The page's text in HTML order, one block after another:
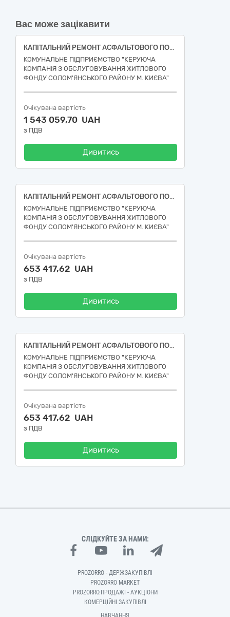
Вас може зацікавити
КАПІТАЛЬНИЙ РЕМОНТ АСФАЛЬТОВОГО ПОКРИТТЯ ПО просп. Любомира Гузара, 14-а у Солом’янському районі м. Києва (ДК 021:2015 за кодом Єдиного закупівельного словника (СPV) - 45450000-6 - Інші завершальні будівельні роботи)
КОМУНАЛЬНЕ ПІДПРИЄМСТВО "КЕРУЮЧА
КОМПАНІЯ З ОБСЛУГОВУВАННЯ ЖИТЛОВОГО
ФОНДУ СОЛОМ'ЯНСЬКОГО РАЙОНУ М. КИЄВА"
Очікувана вартість
1 543 059,70 UAH
з ПДВ
Дивитись
КАПІТАЛЬНИЙ РЕМОНТ АСФАЛЬТОВОГО ПОКРИТТЯ ПО вул.Мокра, 2 у Солом’янському районі м. Києва (ДК 021:2015 за кодом Єдиного закупівельного словника (СPV) - 45450000-6 - Інші завершальні будівельні роботи)
КОМУНАЛЬНЕ ПІДПРИЄМСТВО "КЕРУЮЧА
КОМПАНІЯ З ОБСЛУГОВУВАННЯ ЖИТЛОВОГО
ФОНДУ СОЛОМ'ЯНСЬКОГО РАЙОНУ М. КИЄВА"
Очікувана вартість
653 417,62 UAH
з ПДВ
Дивитись
КАПІТАЛЬНИЙ РЕМОНТ АСФАЛЬТОВОГО ПОКРИТТЯ ПО вул. Тихого, 44 у Солом’янському районі м. Києва (ДК 021:2015 за кодом Єдиного закупівельного словника (СPV) - 45450000-6 - Інші завершальні будівельні роботи)
КОМУНАЛЬНЕ ПІДПРИЄМСТВО "КЕРУЮЧА
КОМПАНІЯ З ОБСЛУГОВУВАННЯ ЖИТЛОВОГО
ФОНДУ СОЛОМ'ЯНСЬКОГО РАЙОНУ М. КИЄВА"
Очікувана вартість
653 417,62 UAH
з ПДВ
Дивитись
СЛІДКУЙТЕ ЗА НАМИ:
PROZORRO - ДЕРЖЗАКУПІВЛІ
PROZORRO MARKET
PROZORRO.ПРОДАЖІ - АУКЦІОНИ
КОМЕРЦІЙНІ ЗАКУПІВЛІ
НАВЧАННЯ